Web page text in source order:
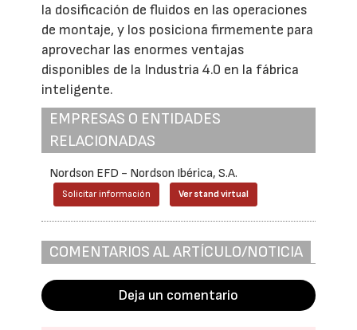
la dosificación de fluidos en las operaciones
de montaje, y los posiciona firmemente para
aprovechar las enormes ventajas
disponibles de la Industria 4.0 en la fábrica
inteligente.
EMPRESAS O ENTIDADES
RELACIONADAS
Nordson EFD - Nordson Ibérica, S.A.
Solicitar información Ver stand virtual
COMENTARIOS AL ARTÍCULO/NOTICIA
Deja un comentario